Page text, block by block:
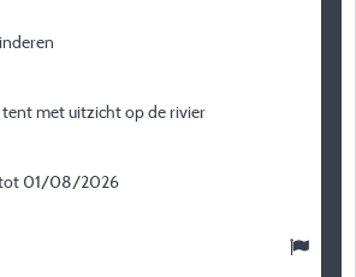
tent met uitzicht op de rivier
01/08/2026